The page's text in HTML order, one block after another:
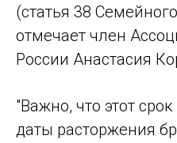
(статья 38
отмечает член
России Анастасия
"Важно, что этот
даты расторжения